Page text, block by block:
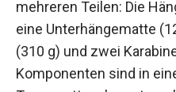
mehreren Teilen: Die
eine Unterhängematte
(310 g) und zwei
Komponenten sind in